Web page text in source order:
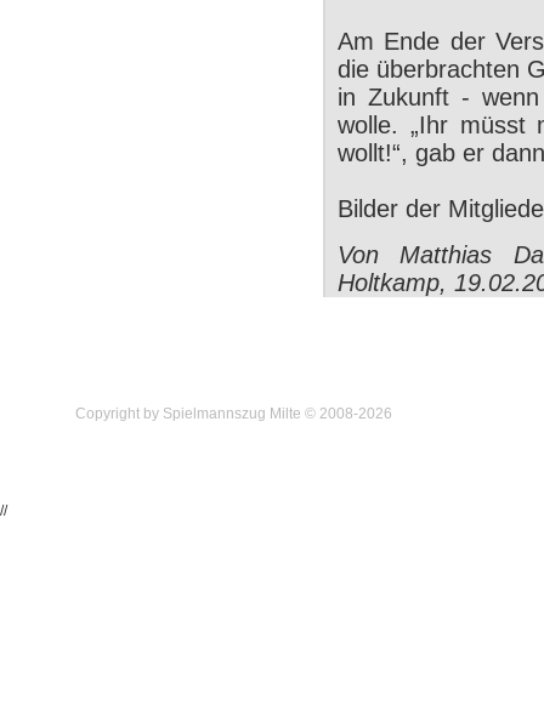
Am Ende der
die überbrachten
in Zukunft -
wolle. „Ihr müsst
wollt!“, gab er
Bilder der
Von Matthias
Holtkamp,
Copyright by Spielmannszug Milte © 2008-2026
//